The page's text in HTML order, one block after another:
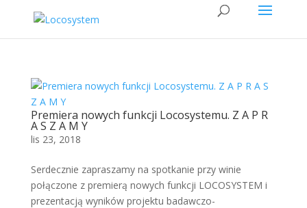
Premiera nowych funkcji Locosystemu. Z A P R
A S Z A M Y
lis 23, 2018
Serdecznie zapraszamy na spotkanie przy winie
połączone z premierą nowych funkcji LOCOSYSTEM i
prezentacją wyników projektu badawczo-